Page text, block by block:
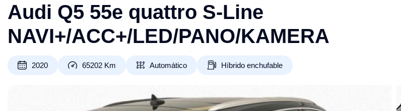
Audi Q5 55e quattro S-Line
NAVI+/ACC+/LED/PANO/KAMERA
2020 65202 Km Automático Híbrido enchufable